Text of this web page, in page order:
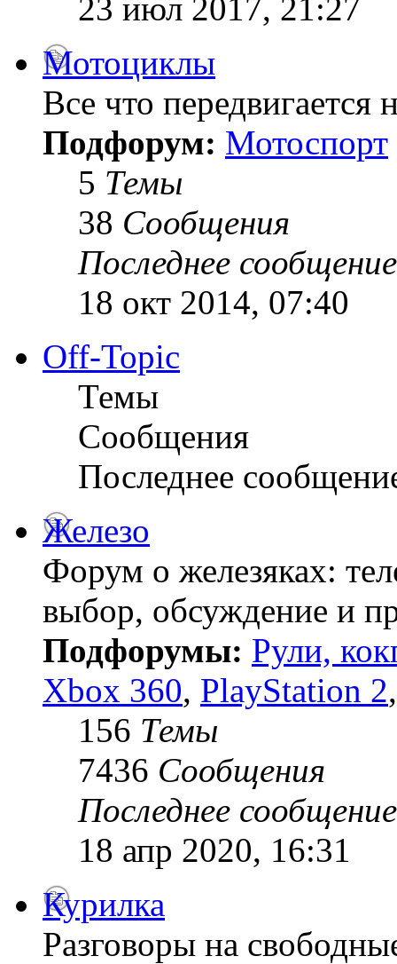
23 июл 2017, 21:27
Мотоциклы
Все что передвигается
Подфорум: Мотоспорт
5 Темы
38 Сообщения
Последнее сообщение
18 окт 2014, 07:40
Off-Topic
Темы
Сообщения
Последнее
Железо
Форум о железяках:
выбор, обсуждение и
Подфорумы: Рули,
Xbox 360, PlayStation 2
156 Темы
7436 Сообщения
Последнее сообщение
18 апр 2020, 16:31
Курилка
Разговоры на